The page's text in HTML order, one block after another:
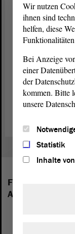
werden uns
Vielen Dank.
Zurück
Folgende
Anhalt vertreten:
Wir nutzen
ihnen sind
helfen, diese
Bei Anzeige
einer
der
kommen. Bitte
unsere
Statistik
Inhalte